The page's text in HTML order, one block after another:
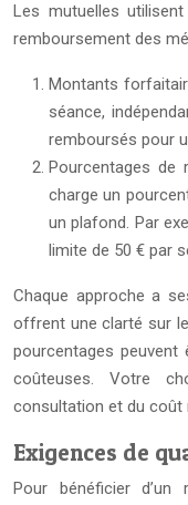
Les mutuelles
remboursement des
Montants
séance,
remboursés pour
Pourcentages de
charge un
un plafond. Par
limite de 50 € par
Chaque approche a
offrent une clarté sur
pourcentages peuvent
coûteuses. Votre
consultation et du coût
Exigences de
Pour bénéficier d’un